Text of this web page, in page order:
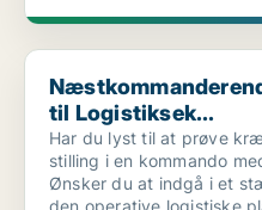
Næstkommanderende og
til Logistiksek...
Har du lyst til at prøve
stilling i en kommando
Ønsker du at indgå i et